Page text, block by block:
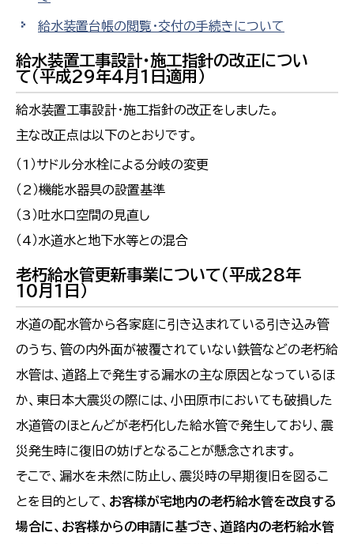
給水装置台帳の閲覧・交付の手続きについて
給水装置工事設計・施工指針の改正につい
て（平成29年4月1日適用）
給水装置工事設計・施工指針の改正をしました。
主な改正点は以下のとおりです。
（1）サドル分水栓による分岐の変更
（2）機能水器具の設置基準
（3）吐水口空間の見直し
（4）水道水と地下水等との混合
老朽給水管更新事業について（平成28年
10月1日）
水道の配水管から各家庭に引き込まれている引き込み管
のうち、管の内外面が被覆されていない鉄管などの老朽給
水管は、道路上で発生する漏水の主な原因となっているほ
か、東日本大震災の際には、小田原市においても破損した
水道管のほとんどが老朽化した給水管で発生しており、震
災発生時に復旧の妨げとなることが懸念されます。
そこで、漏水を未然に防止し、震災時の早期復旧を図るこ
とを目的として、 お客様が宅地内の老朽給水管を改良する
場合に、お客様からの申請に基づき、道路内の老朽給水管